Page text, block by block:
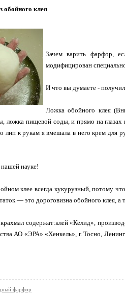
обойного клея
Зачем варить фарфор,
модифицирован
И что вы думаете -
Ложка обойного клея
ложка пищевой соды, и прямо на
лип к рукам я вмешала в него крем для
науке!
клее всегда кукурузный, потому
— это дороговизна обойного клея, а
содержат:клей «Келид»,
АО «ЭРА» «Хенкель», г. Тосно,
фарфор